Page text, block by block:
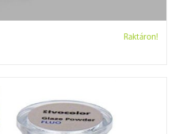
Raktáron!